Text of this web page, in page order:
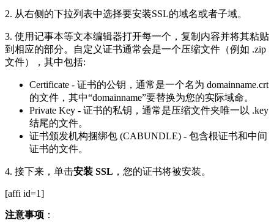
2. 从右侧的下拉列表中选择要安装SSL的域名或者子域。
3. 使用记事本等文本编辑器打开每一个，复制内容并将其粘贴
到相应的部分。自定义证书通常会是一个压缩文件（例如 .zip
文件），其中包括:
Certificate - 证书的公钥，通常是一个名为 domainname.crt
的文件，其中“domainname”要替换为您的实际域命。
Private Key - 证书的私钥，通常是压缩文件夹唯一以 .key
结尾的文件。
证书颁发机构捆绑包 (CABUNDLE) - 包含根证书和中间
证书的文件。
4. 接下来，单击安装 SSL ，您的证书将被安装。
[affi id=1]
注意事项 ：